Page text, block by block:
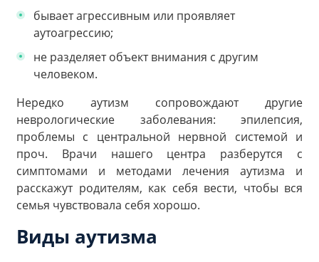
бывает агрессивным или проявляет
аутоагрессию;
не разделяет объект внимания с другим
человеком.
Нередко аутизм сопровождают другие
неврологические заболевания: эпилепсия,
проблемы с центральной нервной системой и
проч. Врачи нашего центра разберутся с
симптомами и методами лечения аутизма и
расскажут родителям, как себя вести, чтобы вся
семья чувствовала себя хорошо.
Виды аутизма